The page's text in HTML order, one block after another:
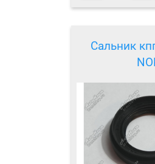
Сальник